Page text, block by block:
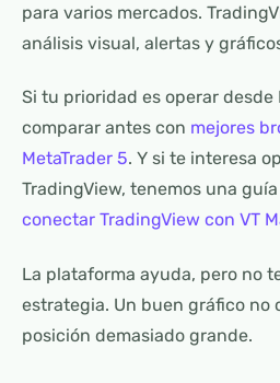
para varios mercados.
análisis visual, alertas y
Si tu prioridad es operar desde
comparar antes con mejores
MetaTrader 5. Y si te interesa
TradingView, tenemos una
conectar TradingView con VT
La plataforma ayuda, pero no
estrategia. Un buen gráfico no
posición demasiado grande.